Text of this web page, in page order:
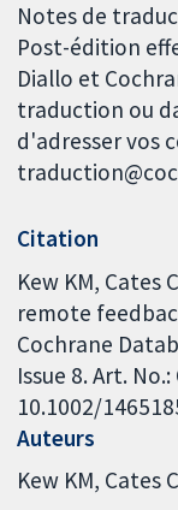
Notes de
Post-édition
Diallo et
traduction ou
d'adresser vos
Citation
Kew KM, Cates
remote
Cochrane
Issue 8. Art.
10.1002/
Auteurs
Kew KM Cates